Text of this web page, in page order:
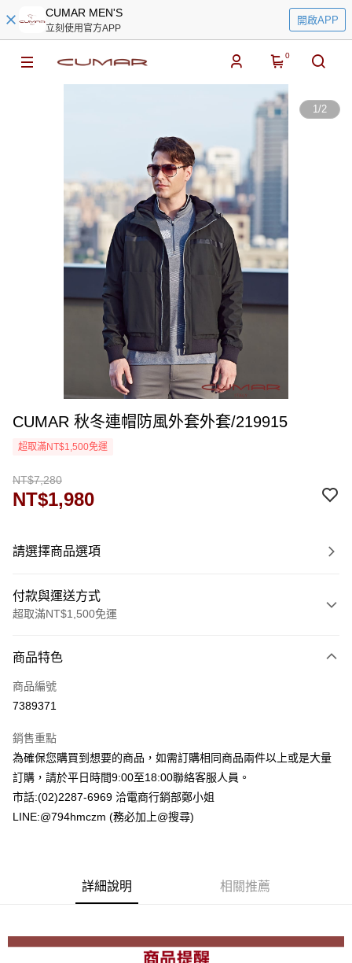
CUMAR MEN'S
立刻使用官方APP
開啟APP
0
1/2
CUMAR 秋冬連帽防風外套外套/219915
超取滿NT$1,500免運
NT$7,280
NT$1,980
請選擇商品選項
付款與運送方式
超取滿NT$1,500免運
信用卡一次付款
超商取貨付款
Apple Pay
街口支付
悠遊付
全家取貨付款
每筆NT$60，滿NT$1,500(含以上)免運費
商品特色
商品編號
7389371
銷售重點
為確保您購買到想要的商品，如需訂購相同商品兩件以上或是大量
訂購，請於平日時間9:00至18:00聯絡客服人員。
市話:(02)2287-6969 洽電商行銷部鄭小姐
LINE:@794hmczm (務必加上@搜尋)
詳細說明 相關推薦